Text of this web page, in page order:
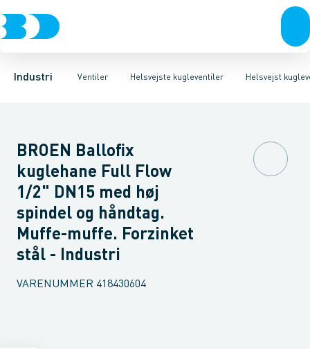
Industri Ventiler
VentilerRustfrit stål Sort stålGalvaniseret stål PlastIndustri
Helsvejste kugleventiler
3-Delte kugleventiler 2-Delte kugleventiler3-VejsHelsvejst
Helsvejst kugleventiler type Vexve XHelsvejst kugleventiler
BROEN Ballofix
kuglehane Full Flow
1/2" DN15 med høj
spindel og håndtag.
Muffe-muffe. Forzinket
stål - Industri
VARENUMMER 418430604